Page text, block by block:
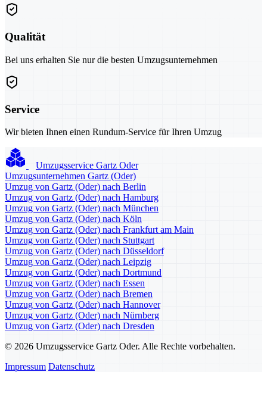
Qualität
Bei uns erhalten Sie nur die besten Umzugsunternehmen
Service
Wir bieten Ihnen einen Rundum-Service für Ihren Umzug
Umzugsservice Gartz Oder
Umzugsunternehmen Gartz (Oder)
Umzug von Gartz (Oder) nach Berlin
Umzug von Gartz (Oder) nach Hamburg
Umzug von Gartz (Oder) nach München
Umzug von Gartz (Oder) nach Köln
Umzug von Gartz (Oder) nach Frankfurt am Main
Umzug von Gartz (Oder) nach Stuttgart
Umzug von Gartz (Oder) nach Düsseldorf
Umzug von Gartz (Oder) nach Leipzig
Umzug von Gartz (Oder) nach Dortmund
Umzug von Gartz (Oder) nach Essen
Umzug von Gartz (Oder) nach Bremen
Umzug von Gartz (Oder) nach Hannover
Umzug von Gartz (Oder) nach Nürnberg
Umzug von Gartz (Oder) nach Dresden
© 2026 Umzugsservice Gartz Oder. Alle Rechte vorbehalten.
Impressum Datenschutz